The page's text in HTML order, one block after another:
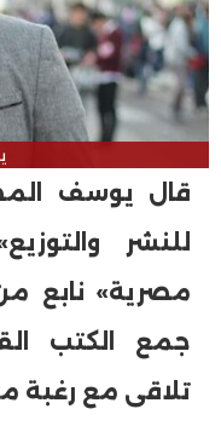
قال يوسف
للنشر
مصرية» نابع
جمع الكتب
تلاقى مع رغبة